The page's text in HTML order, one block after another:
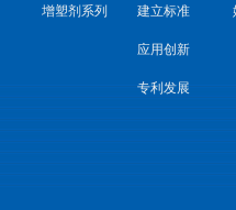
增塑剂系列 建立标准
应用创新
专利发展